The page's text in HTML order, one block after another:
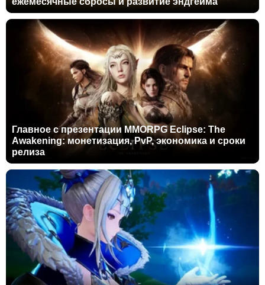
Главное с презентации MMORPG Eclipse: The
Awakening: монетизация, PvP, экономика и сроки
релиза